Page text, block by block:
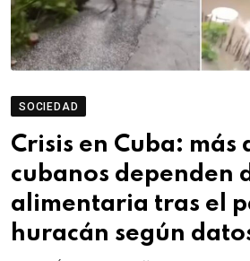
SOCIEDAD
Crisis en Cuba:
cubanos dependen
alimentaria tras el
huracán según